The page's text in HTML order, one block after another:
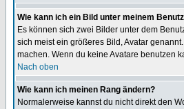
Wie kann ich ein Bild unter meinem
Es können sich zwei Bilder unter dem
sich meist ein größeres Bild, Avatar
machen. Wenn du keine Avatare benutzen
Nach oben
Wie kann ich meinen Rang ändern?
Normalerweise kannst du nicht direkt den